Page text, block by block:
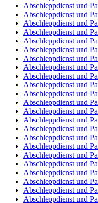
Abschleppdienst und
Abschleppdienst und
Abschleppdienst und
Abschleppdienst und
Abschleppdienst und
Abschleppdienst und
Abschleppdienst und
Abschleppdienst und
Abschleppdienst und
Abschleppdienst und
Abschleppdienst und
Abschleppdienst und
Abschleppdienst und
Abschleppdienst und
Abschleppdienst und
Abschleppdienst und
Abschleppdienst und
Abschleppdienst und
Abschleppdienst und
Abschleppdienst und
Abschleppdienst und
Abschleppdienst und
Abschleppdienst und